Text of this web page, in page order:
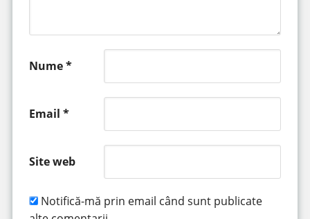
Nume*
Email *
Site web
Notifică-mă prin email când sunt publicate